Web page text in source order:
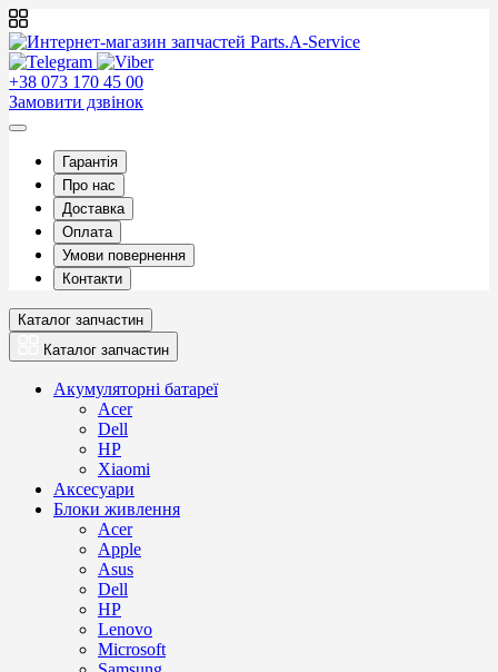
+38 073 170 45 00
Замовити дзвінок
Гарантія
Про нас
Доставка
Оплата
Умови повернення
Контакти
Каталог запчастин
Каталог запчастин
Акумуляторні батареї
Acer
Dell
HP
Xiaomi
Аксесуари
Блоки живлення
Acer
Apple
Asus
Dell
HP
Lenovo
Microsoft